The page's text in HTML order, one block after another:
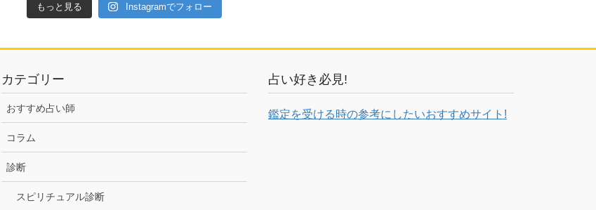
もっと見る Instagramでフォロー
カテゴリー
おすすめ占い師
コラム
診断
スピリチュアル診断
占い好き必見!
鑑定を受ける時の参考にしたいおすすめサイト!